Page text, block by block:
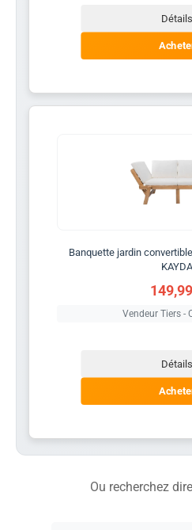
Détails
Banquette jardin
KAYDA
Vendeur Tiers -
Détails
Ou recherchez